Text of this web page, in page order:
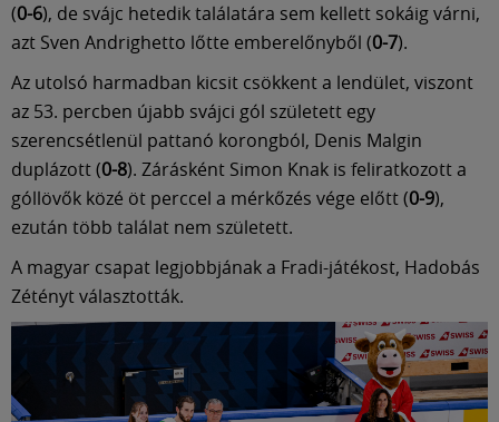
(0-6), de svájc hetedik találatára sem kellett sokáig várni,
azt Sven Andrighetto lőtte emberelőnyből (0-7).
Az utolsó harmadban kicsit csökkent a lendület, viszont
az 53. percben újabb svájci gól született egy
szerencsétlenül pattanó korongból, Denis Malgin
duplázott (0-8). Zárásként Simon Knak is feliratkozott a
góllövők közé öt perccel a mérkőzés vége előtt (0-9),
ezután több találat nem született.
A magyar csapat legjobbjának a Fradi-játékost, Hadobás
Zétényt választották.